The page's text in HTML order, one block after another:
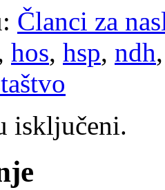
Članci za
hos, hsp, ndh
isključeni.